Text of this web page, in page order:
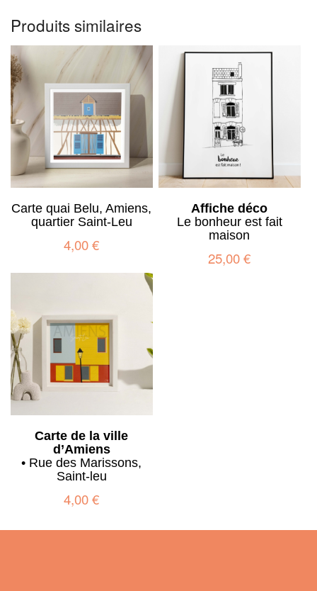
Produits similaires
Carte quai Belu, Amiens,
quartier Saint-Leu
4,00€
Affiche déco
Le bonheur est fait
maison
25,00€
Carte de la ville
d’Amiens
• Rue des Marissons,
Saint-leu
4,00€